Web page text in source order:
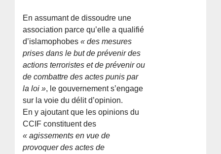
En assumant de dissoudre une
association parce qu’elle a qualifié
d’islamophobes« des mesures
prises dans le but de prévenir des
actions terroristes et de prévenir ou
de combattre des actes punis par
la loi », le gouvernement s’engage
sur la voie du délit d’opinion.
En y ajoutant que les opinions du
CCIF constituent des
« agissements en vue de
provoquer des actes de